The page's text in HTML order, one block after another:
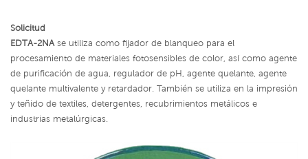
Solicitud
EDTA-2NAse utiliza como fijador de blanqueo para el
procesamiento de materiales fotosensibles de color, así como agente
de purificación de agua, regulador de pH, agente quelante, agente
quelante multivalente y retardador. También se utiliza en la impresión
y teñido de textiles, detergentes, recubrimientos metálicos e
industrias metalúrgicas.